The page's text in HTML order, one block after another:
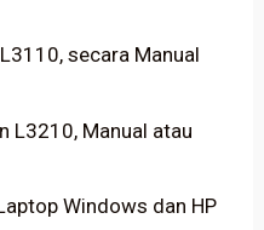
secara Manual
L3210, Manual atau
Windows dan HP